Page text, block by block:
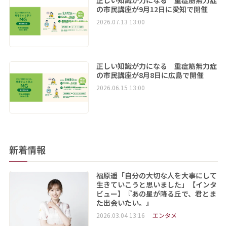
の市民講座が9月12日に愛知で開催
2026.07.13 13:00
正しい知識が力になる 重症筋無力症
の市民講座が8月8日に広島で開催
2026.06.15 13:00
新着情報
福原遥「自分の大切な人を大事にして
生きていこうと思いました」【インタ
ビュー】『あの星が降る丘で、君とま
た出会いたい。』
2026.03.04 13:16 エンタメ